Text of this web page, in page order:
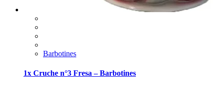
Barbotines
1x Cruche n°3 Fresa – Barbotines